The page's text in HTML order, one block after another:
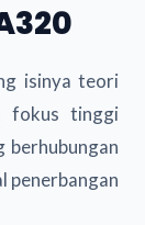
isinya teori
fokus tinggi
berhubungan
penerbangan